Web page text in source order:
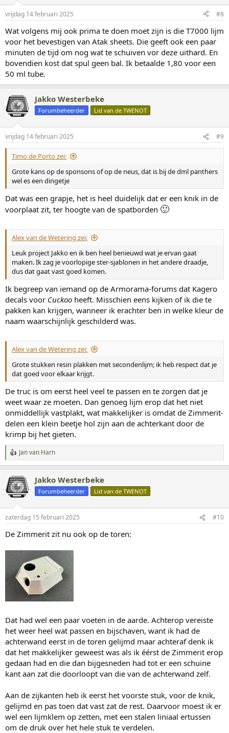
i
n
g
e
:
vrijdag 14 februari 2025 #8
Wat volgens mij ook prima te doen moet zijn is die T7000 lijm
voor het bevestigen van Atak sheets. Die geeft ook een paar
minuten de tijd om nog wat te schuiven vor deze uithard. En
bovendien kost dat spul geen bal. Ik betaalde 1,80 voor een
50 ml tube.
Jakko Westerbeke
Forumbeheerder Lid van de TWENOT
vrijdag 14 februari 2025 #9
Timo de Porto zei:
Grote kans op de sponsons of op de neus, dat is bij de dml panthers
wel es een dingetje
Dat was een grapje, het is heel duidelijk dat er een knik in de
voorplaat zit, ter hoogte van de spatborden 🙂
Alex van de Wetering zei:
Leuk project Jakko en ik ben heel benieuwd wat je ervan gaat
maken. Ik zag je voorlopige ster-sjablonen in het andere draadje,
dus dat gaat vast goed komen.
Ik begreep van iemand op de Armorama-forums dat Kagero
decals voor Cuckoo heeft. Misschien eens kijken of ik die te
pakken kan krijgen, wanneer ik erachter ben in welke kleur de
naam waarschijnlijk geschilderd was.
Alex van de Wetering zei:
Grote stukken resin plakken met secondenlijm; ik heb respect dat je
dat goed voor elkaar krijgt.
De truc is om eerst heel veel te passen en te zorgen dat je
weet waar ze moeten. Dan genoeg lijm erop dat het niet
onmiddellijk vastplakt, wat makkelijker is omdat de Zimmerit-
delen een klein beetje hol zijn aan de achterkant door de
krimp bij het gieten.
W
a
r
d
e
n
e
Jan van Harn
Jakko Westerbeke
Forumbeheerder Lid van de TWENOT
zaterdag 15 februari 2025 #10
De Zimmerit zit nu ook op de toren:
Dat had wel een paar voeten in de aarde. Achterop vereiste
het weer heel wat passen en bijschaven, want ik had de
achterwand eerst in de toren gelijmd maar achteraf denk ik
dat het makkelijker geweest was als ik éérst de Zimmerit erop
gedaan had en die dan bijgesneden had tot er een schuine
kant aan zat die doorloopt van die van de achterwand zelf.
Aan de zijkanten heb ik eerst het voorste stuk, voor de knik,
gelijmd en pas toen dat vast zat de rest. Daarvoor moest ik er
wel een lijmklem op zetten, met een stalen liniaal ertussen
om de druk over het hele stuk te verdelen.